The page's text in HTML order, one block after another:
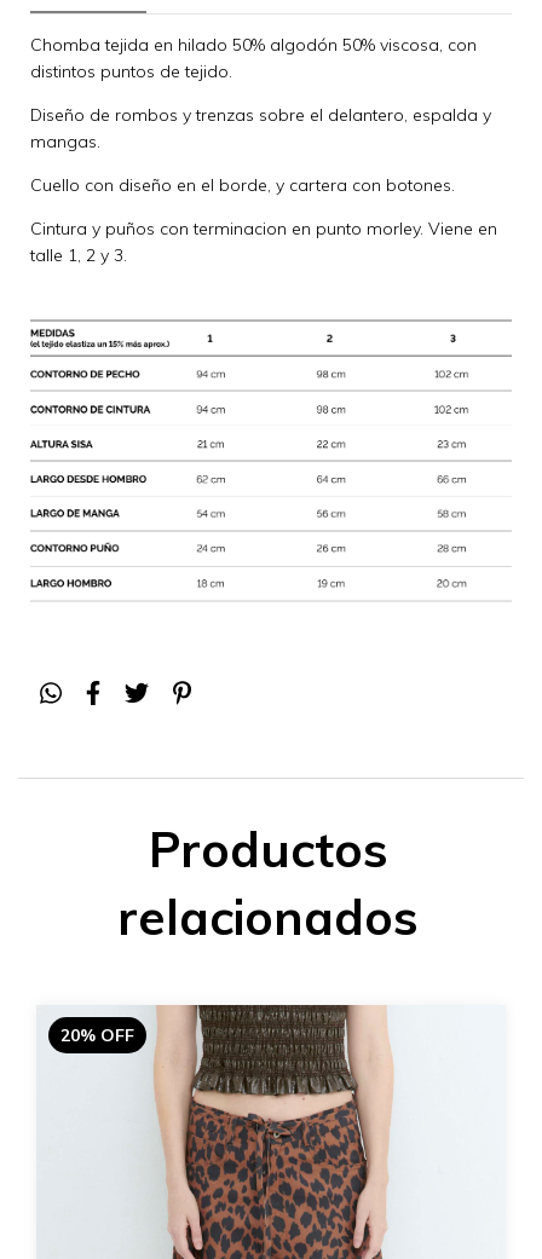
Chomba tejida en hilado 50% algodón 50% viscosa, con
distintos puntos de tejido.
Diseño de rombos y trenzas sobre el delantero, espalda y
mangas.
Cuello con diseño en el borde, y cartera con botones.
Cintura y puños con terminacion en punto morley. Viene en
talle 1, 2 y 3.
Productos
relacionados
20% OFF